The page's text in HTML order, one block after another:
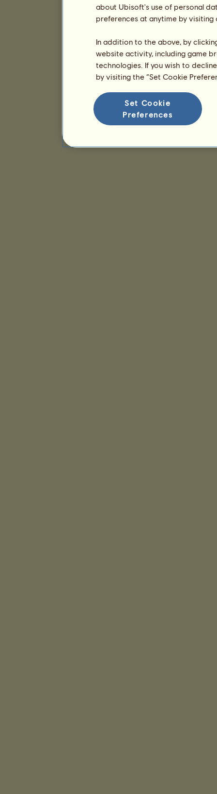
about Ubisoft's use of personal
preferences at anytime by
In addition to the above, by
website activity, including game
technologies. If you wish to
by visiting the “Set Cookie
Set Cookie
Preferences